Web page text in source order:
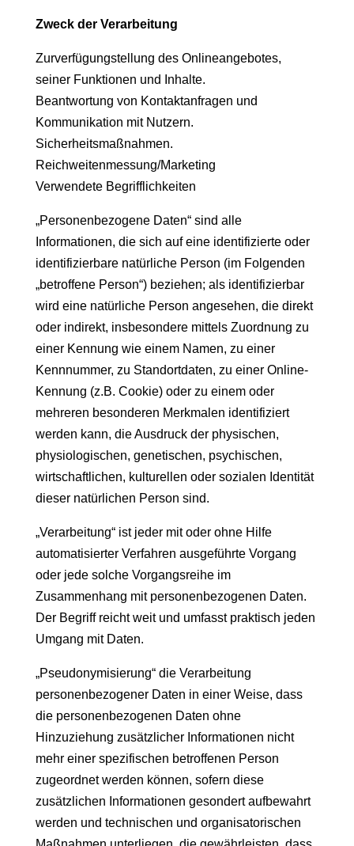
Zweck der Verarbeitung
Zurverfügungstellung des Onlineangebotes,
seiner Funktionen und Inhalte.
Beantwortung von Kontaktanfragen und
Kommunikation mit Nutzern.
Sicherheitsmaßnahmen.
Reichweitenmessung/Marketing
Verwendete Begrifflichkeiten
„Personenbezogene Daten“ sind alle
Informationen, die sich auf eine identifizierte oder
identifizierbare natürliche Person (im Folgenden
„betroffene Person“) beziehen; als identifizierbar
wird eine natürliche Person angesehen, die direkt
oder indirekt, insbesondere mittels Zuordnung zu
einer Kennung wie einem Namen, zu einer
Kennnummer, zu Standortdaten, zu einer Online-
Kennung (z.B. Cookie) oder zu einem oder
mehreren besonderen Merkmalen identifiziert
werden kann, die Ausdruck der physischen,
physiologischen, genetischen, psychischen,
wirtschaftlichen, kulturellen oder sozialen Identität
dieser natürlichen Person sind.
„Verarbeitung“ ist jeder mit oder ohne Hilfe
automatisierter Verfahren ausgeführte Vorgang
oder jede solche Vorgangsreihe im
Zusammenhang mit personenbezogenen Daten.
Der Begriff reicht weit und umfasst praktisch jeden
Umgang mit Daten.
„Pseudonymisierung“ die Verarbeitung
personenbezogener Daten in einer Weise, dass
die personenbezogenen Daten ohne
Hinzuziehung zusätzlicher Informationen nicht
mehr einer spezifischen betroffenen Person
zugeordnet werden können, sofern diese
zusätzlichen Informationen gesondert aufbewahrt
werden und technischen und organisatorischen